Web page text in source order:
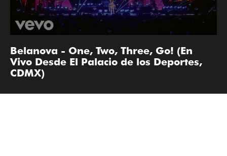
Belanova - One, Two, Three, Go! (En
Vivo Desde El Palacio de los Deportes,
CDMX)